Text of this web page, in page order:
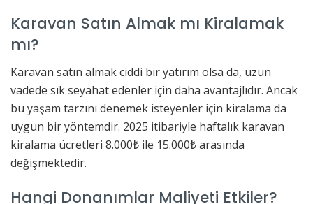
Karavan Satın Almak mı Kiralamak
mı?
Karavan satın almak ciddi bir yatırım olsa da, uzun
vadede sık seyahat edenler için daha avantajlıdır. Ancak
bu yaşam tarzını denemek isteyenler için kiralama da
uygun bir yöntemdir. 2025 itibariyle haftalık karavan
kiralama ücretleri 8.000₺ ile 15.000₺ arasında
değişmektedir.
Hangi Donanımlar Maliyeti Etkiler?